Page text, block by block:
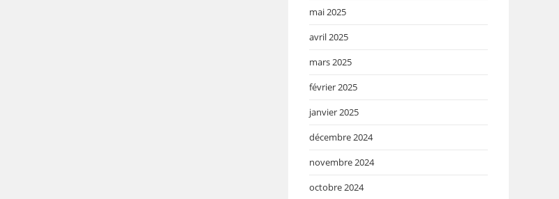
mai 2025
avril 2025
mars 2025
février 2025
janvier 2025
décembre 2024
novembre 2024
octobre 2024